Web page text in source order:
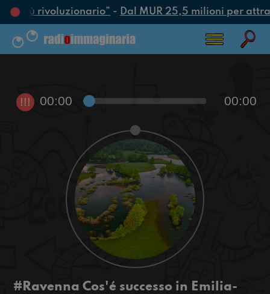
più rivoluzionario”-Dal MUR 25,5 milioni per
!!! 00:00 00:00
#Ravenna Cos'é successo in Emilia-